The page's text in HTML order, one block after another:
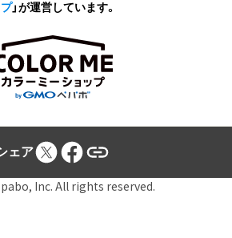
」が運営しています。
ェア
Inc. All rights reserved.